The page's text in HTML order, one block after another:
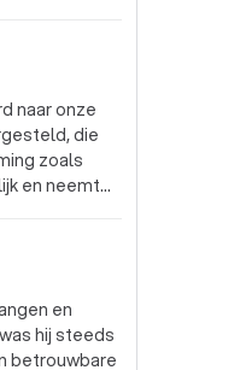
super
zijn
we zeker
naar onze
die
zoals
en neemt
Doet op
en
hij steeds
betrouwbare